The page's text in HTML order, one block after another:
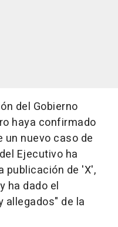
del Gobierno
haya confirmado
nuevo caso de
Ejecutivo ha
publicación de 'X',
ha dado el
allegados" de la